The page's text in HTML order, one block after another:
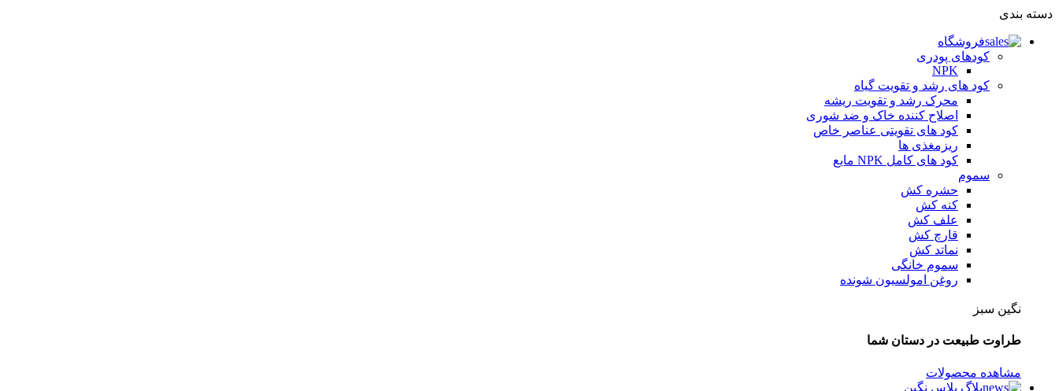
دسته بندی
فروشگاه
کودهای پودری
NPK
کود های رشد و تقویت گیاه
محرک رشد و تقویت ریشه
اصلاح کننده خاک و ضد شوری
کود های تقویتی عناصر خاص
ریزمغذی ها
کود های کامل NPK مایع
سموم
حشره کش
کنه کش
علف کش
قارچ کش
نماتد کش
سموم خانگی
روغن امولسیون شونده
نگین سبز
طراوت طبیعت در دستان شما
مشاهده محصولات
بلاگ پلاس نگین